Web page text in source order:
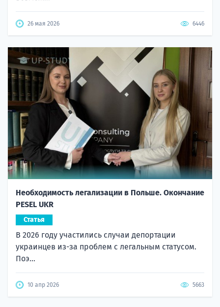
НАЧАТЬ ПОСТУПЛЕНИЕ
PESEL UKR
В 2026 году участились случаи депортации
украинцев из-за проблем с легальным статусом.
Поэ...
Резюмировать с помощью ИИ